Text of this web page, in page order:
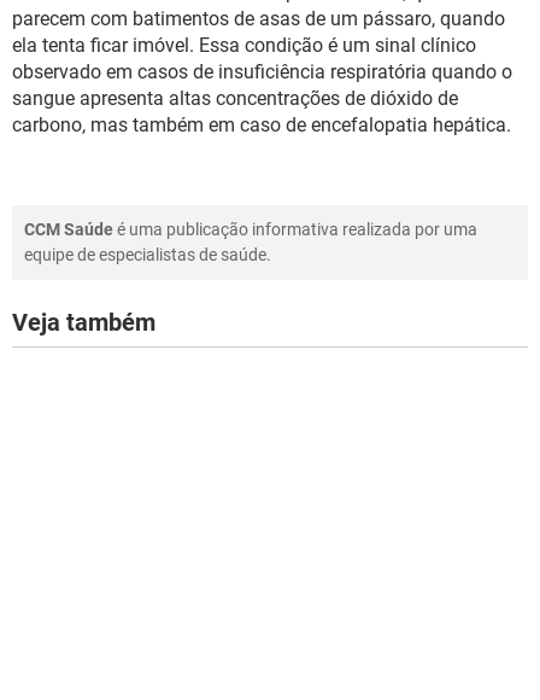
GLOSSÁRIO
parecem com batimentos de asas de um pássaro, quando
ela tenta ficar imóvel. Essa condição é um sinal clínico
observado em casos de insuficiência respiratória quando o
sangue apresenta altas concentrações de dióxido de
carbono, mas também em caso de encefalopatia hepática.
CCM Saúdeé uma publicação informativa realizada por uma
equipe de especialistas de saúde.
Veja também